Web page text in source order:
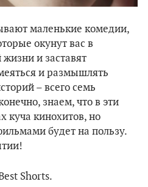
маленькие комедии,
окунут вас в
и заставят
и размышлять
– всего семь
знаем, что в эти
куча кинохитов, но
будет на пользу.
Shorts.